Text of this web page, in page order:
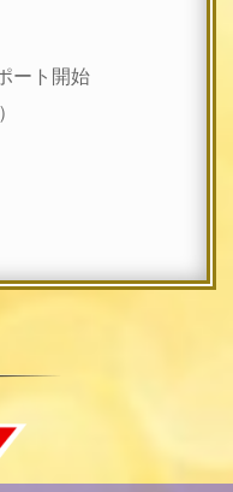
ート開始